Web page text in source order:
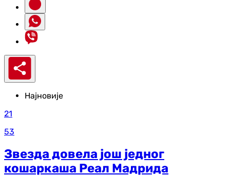
Најновије
21
53
Звезда довела још једног
кошаркаша Реал Мадрида